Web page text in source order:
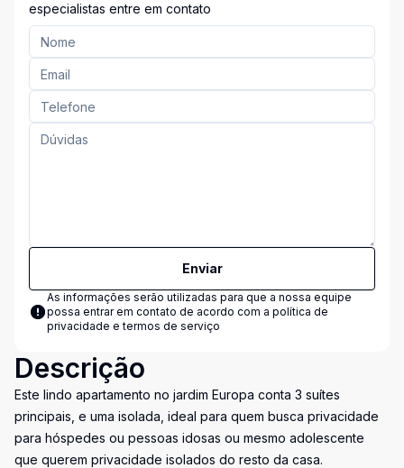
especialistas entre em contato
Enviar
As informações serão utilizadas para que a nossa equipe
possa entrar em contato de acordo com a política de
privacidade e termos de serviço
Descrição
Este lindo apartamento no jardim Europa conta 3 suítes
principais, e uma isolada, ideal para quem busca privacidade
para hóspedes ou pessoas idosas ou mesmo adolescente
que querem privacidade isolados do resto da casa.